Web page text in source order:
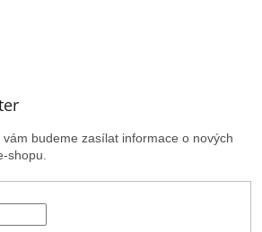
budeme zasílat informace o nových
shopu.